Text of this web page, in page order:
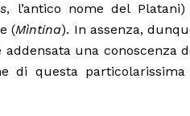
, l’antico nome del Platani)
(Mìntina). In assenza,
una conoscenza
di questa particolarissima